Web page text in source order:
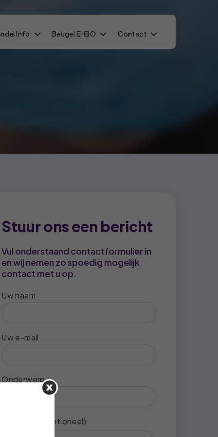
Info Beugel EHBO Contact
Stuur ons een bericht
Vul onderstaand contactformulier in
en wij nemen zo spoedig mogelijk
contact met u op.
Uw naam
Uw e-mail
Onderwerp
Uw bericht (optioneel)